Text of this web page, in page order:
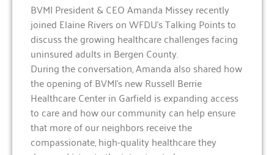
BVMI President & CEO Amanda Missey recently
joined Elaine Rivers on WFDU’s Talking Points to
discuss the growing healthcare challenges facing
uninsured adults in Bergen County.
During the conversation, Amanda also shared how
the opening of BVMI’s new Russell Berrie
Healthcare Center in Garfield is expanding access
to care and how our community can help ensure
that more of our neighbors receive the
compassionate, high-quality healthcare they